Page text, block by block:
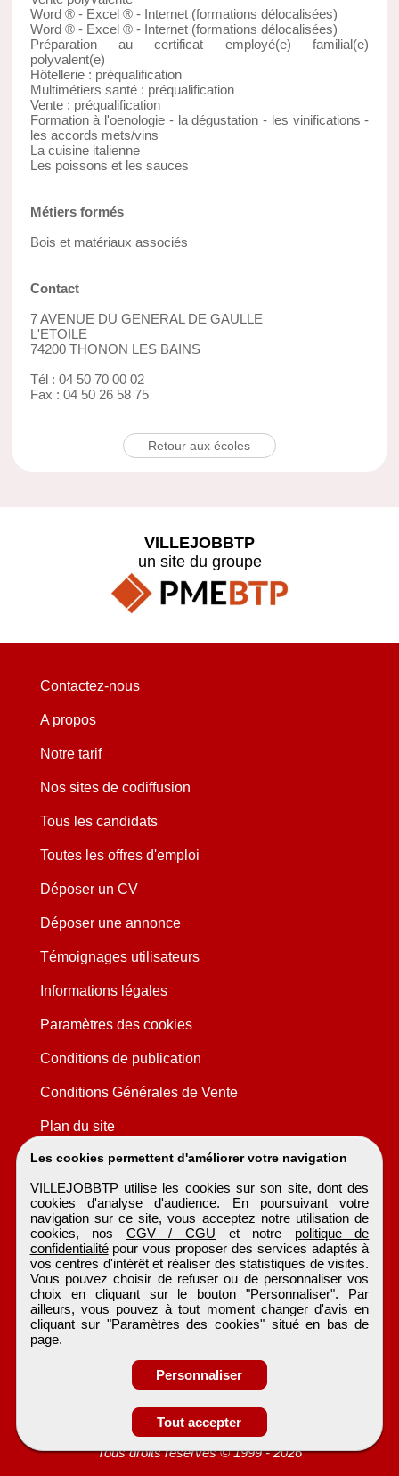
Word ® - Excel ® - Internet (formations délocalisées)
Word ® - Excel ® - Internet (formations délocalisées)
Préparation au certificat employé(e) familial(e)
polyvalent(e)
Hôtellerie : préqualification
Multimétiers santé : préqualification
Vente : préqualification
Formation à l'oenologie - la dégustation - les vinifications -
les accords mets/vins
La cuisine italienne
Les poissons et les sauces
Métiers formés
Bois et matériaux associés
Contact
7 AVENUE DU GENERAL DE GAULLE
L'ETOILE
74200 THONON LES BAINS
Tél : 04 50 70 00 02
Fax : 04 50 26 58 75
Retour aux écoles
Les cookies permettent d'améliorer votre navigation
VILLEJOBBTP utilise les cookies sur son site, dont des
cookies d'analyse d'audience. En poursuivant votre
navigation sur ce site, vous acceptez notre utilisation de
cookies, nos CGV / CGU et notre politique de
confidentialitépour vous proposer des services adaptés à
vos centres d'intérêt et réaliser des statistiques de visites.
Vous pouvez choisir de refuser ou de personnaliser vos
choix en cliquant sur le bouton "Personnaliser". Par
ailleurs, vous pouvez à tout moment changer d'avis en
cliquant sur "Paramètres des cookies" situé en bas de
page.
Personnaliser
Tout accepter
VILLEJOBBTP
un site du groupe
Contactez-nous
A propos
Notre tarif
Nos sites de codiffusion
Tous les candidats
Toutes les offres d'emploi
Déposer un CV
Déposer une annonce
Témoignages utilisateurs
Informations légales
Paramètres des cookies
Conditions de publication
Conditions Générales de Vente
Plan du site
VILLEJOBBTP
Tous droits réservés © 1999 - 2026